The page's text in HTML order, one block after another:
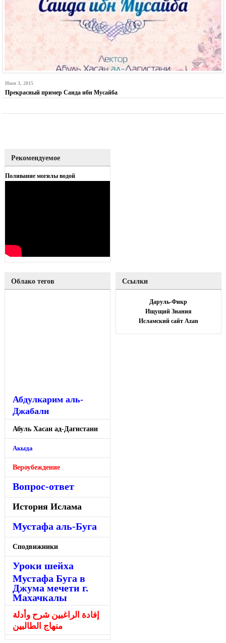
Июн 3, 2015
Прекрасный пример Саида ибн Мусайба
Рекомендуемое
Поливание могилы водой
Облако тегов
Абдулкарим аль-
Джабали
Абуль Хасан ад-Дагистани
Акыда
Вероубеждение
Вопрос-ответ
История Ислама
Мустафа аль-Буга
Сподвижники
Уроки шейха
Мустафа Буга в
Джума мечети г.
Махачкалы
إفادة الراغبين شرح وأدلة
منهاج الطالبين
Ссылки
Даруль-Фикр
Ищущий Знания
Исламский сайт Azan